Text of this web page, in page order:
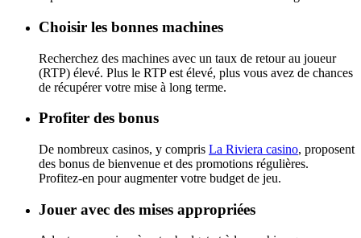
Choisir les bonnes machines
Recherchez des machines avec un taux de retour au joueur
(RTP) élevé. Plus le RTP est élevé, plus vous avez de chances
de récupérer votre mise à long terme.
Profiter des bonus
De nombreux casinos, y compris La Riviera casino, proposent
des bonus de bienvenue et des promotions régulières.
Profitez-en pour augmenter votre budget de jeu.
Jouer avec des mises appropriées